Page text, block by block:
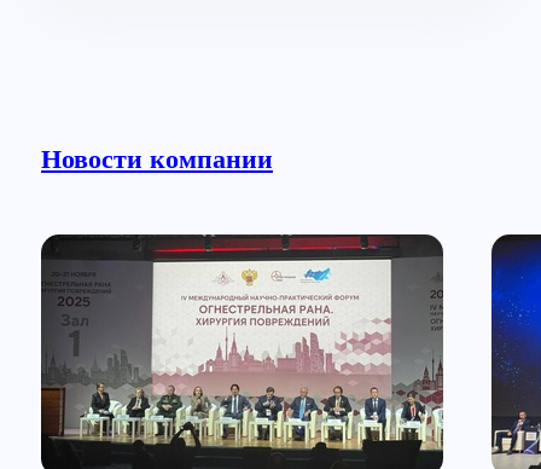
Новости компании